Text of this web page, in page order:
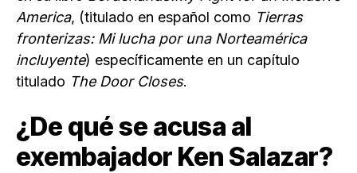
America, (titulado en español como Tierras
fronterizas: Mi lucha por una Norteamérica
incluyente) específicamente en un capítulo
titulado The Door Closes.
¿De qué se acusa al
exembajador Ken Salazar?